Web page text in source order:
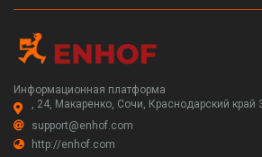
Информационная платформа
, 24, Макаренко, Сочи, Краснодарский край
support@enhof.com
http://enhof.com